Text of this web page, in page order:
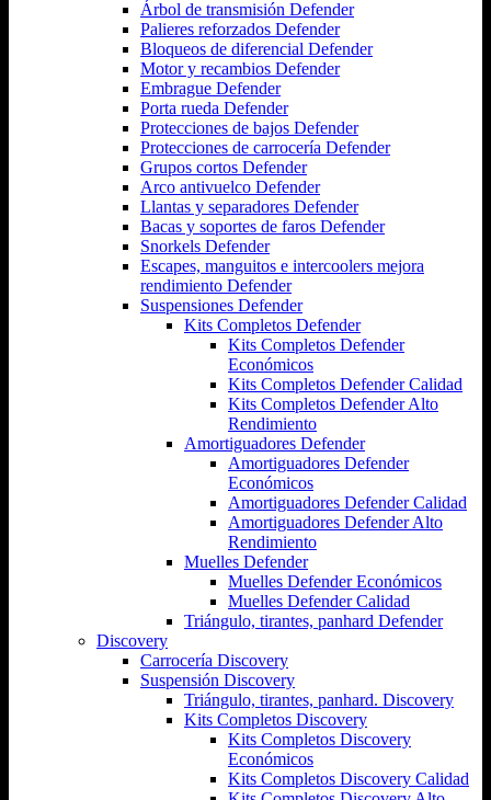
Árbol de transmisión Defender
Palieres reforzados Defender
Bloqueos de diferencial Defender
Motor y recambios Defender
Embrague Defender
Porta rueda Defender
Protecciones de bajos Defender
Protecciones de carrocería Defender
Grupos cortos Defender
Arco antivuelco Defender
Llantas y separadores Defender
Bacas y soportes de faros Defender
Snorkels Defender
Escapes, manguitos e intercoolers mejora
rendimiento Defender
Suspensiones Defender
Kits Completos Defender
Kits Completos Defender
Económicos
Kits Completos Defender Calidad
Kits Completos Defender Alto
Rendimiento
Amortiguadores Defender
Amortiguadores Defender
Económicos
Amortiguadores Defender Calidad
Amortiguadores Defender Alto
Rendimiento
Muelles Defender
Muelles Defender Económicos
Muelles Defender Calidad
Triángulo, tirantes, panhard Defender
Discovery
Carrocería Discovery
Suspensión Discovery
Triángulo, tirantes, panhard. Discovery
Kits Completos Discovery
Kits Completos Discovery
Económicos
Kits Completos Discovery Calidad